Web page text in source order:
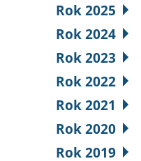
Rok 2025
Rok 2024
Rok 2023
Rok 2022
Rok 2021
Rok 2020
Rok 2019